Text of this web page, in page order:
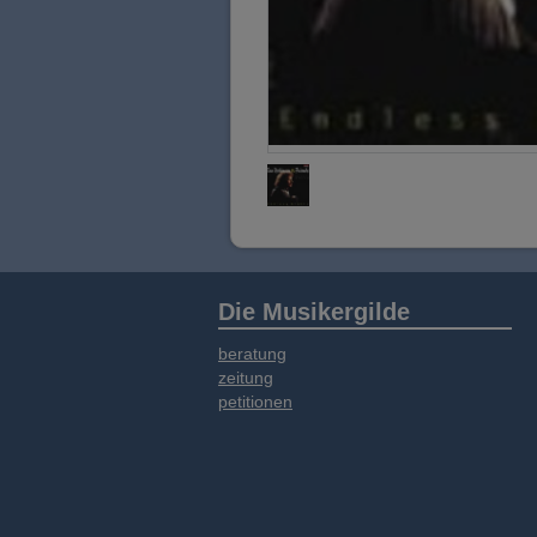
Die Musikergilde
beratung
zeitung
petitionen